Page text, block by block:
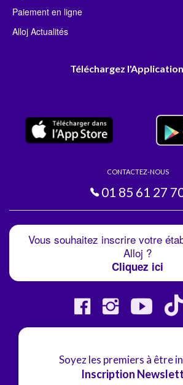
Paiement en ligne
Alloj Actualités
Téléchargez
CONTACTEZ-NOUS
01 85 61 27
Vous souhaitez inscrire votre
Alloj ?
Cliquez ici
Soyez les premiers à être
Inscription